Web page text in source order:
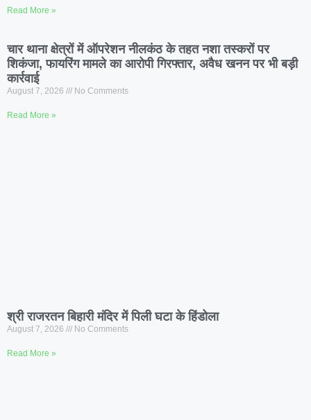
Read More »
चार थाना क्षेत्रों में ऑपरेशन नीलकंठ के तहत नशा तस्करों पर
शिकंजा, फायरिंग मामले का आरोपी गिरफ्तार, अवैध खनन पर भी बड़ी
कार्रवाई
August 7, 2026 No Comments
Read More »
श्री राजरतन बिहारी मंदिर में पिली घटा के हिंडोला
August 7, 2026 No Comments
Read More »